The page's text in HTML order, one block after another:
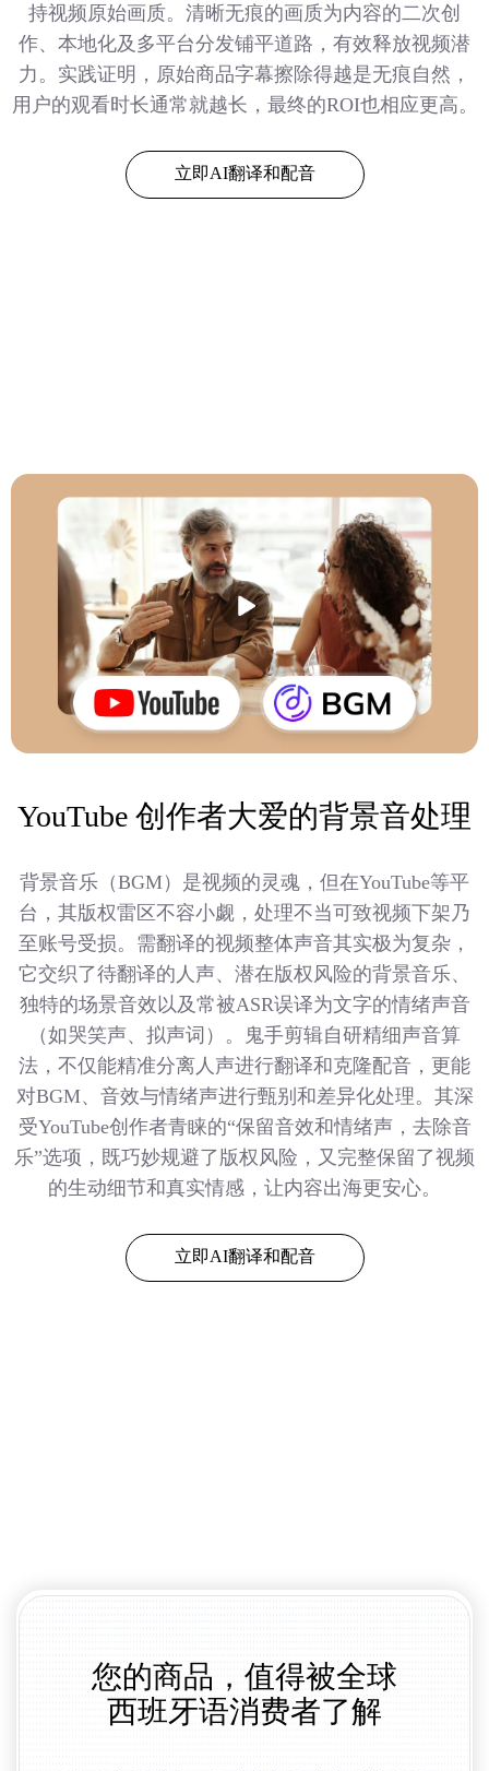
持视频原始画质。清晰无痕的画质为内容的二次创
作、本地化及多平台分发铺平道路，有效释放视频潜
力。实践证明，原始商品字幕擦除得越是无痕自然，
用户的观看时长通常就越长，最终的ROI也相应更高。
立即AI翻译和配音
YouTube 创作者大爱的背景音处理
背景音乐（BGM）是视频的灵魂，但在YouTube等平
台，其版权雷区不容小觑，处理不当可致视频下架乃
至账号受损。需翻译的视频整体声音其实极为复杂，
它交织了待翻译的人声、潜在版权风险的背景音乐、
独特的场景音效以及常被ASR误译为文字的情绪声音
（如哭笑声、拟声词）。鬼手剪辑自研精细声音算
法，不仅能精准分离人声进行翻译和克隆配音，更能
对BGM、音效与情绪声进行甄别和差异化处理。其深
受YouTube创作者青睐的“保留音效和情绪声，去除音
乐”选项，既巧妙规避了版权风险，又完整保留了视频
的生动细节和真实情感，让内容出海更安心。
立即AI翻译和配音
您的商品，值得被全球
西班牙语消费者了解